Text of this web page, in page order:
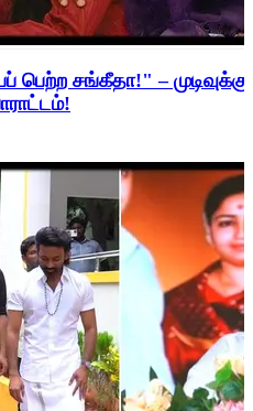
பெற்ற சங்கீதா!" –